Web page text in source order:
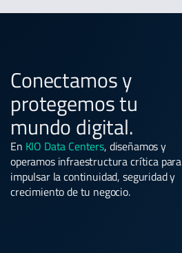
Conectamos y
protegemos tu
mundo digital.
En KIO Data Centers, diseñamos y
operamos infraestructura crítica para
impulsar la continuidad, seguridad y
crecimiento de tu negocio.